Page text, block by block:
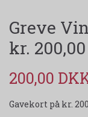
Greve
kr. 200,00
200,00
Gavekort på kr.